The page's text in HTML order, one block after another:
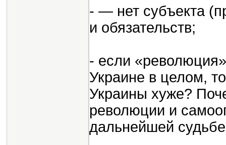
- — нет субъекта
и обязательств;
- если
Украине в целом,
Украины хуже?
революции и
дальнейшей